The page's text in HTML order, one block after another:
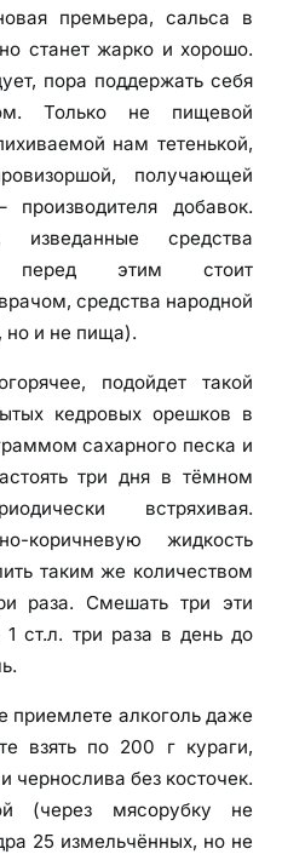
премьера, сальса в
станет жарко и хорошо.
пора поддержать себя
Только не пищевой
нам тетенькой,
получающей
добавок.
изведанные средства
перед этим стоит
средства народной
но и не пища).
подойдет такой
кедровых орешков в
сахарного песка и
три дня в тёмном
встряхивая.
коричневую жидкость
таким же количеством
раза. Смешать три эти
ст.л. три раза в день до
приемлете алкоголь даже
взять по 200 г кураги,
чернослива без косточек.
(через мясорубку не
25 измельчённых, но не